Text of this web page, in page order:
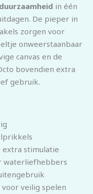
in één
De pieper in
zorgen voor
onweerstaanbaar
canvas en de
bovendien extra
gebruik.
stimulatie
waterliefhebbers
veilig spelen